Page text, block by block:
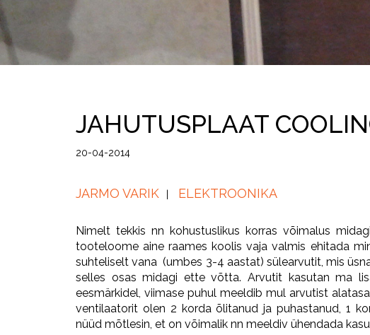
JAHUTUSPLAAT
20-04-2014
JARMO VARIK ELEKTROONIKA
Nimelt tekkis nn kohustuslikus korras võimalus
tooteloome aine raames koolis vaja valmis ehitada
suhteliselt vana (umbes 3-4 aastat) sülearvutit, mis
selles osas midagi ette võtta. Arvutit kasutan ma
eesmärkidel, viimase puhul meeldib mul arvutist
ventilaatorit olen 2 korda õlitanud ja puhastanud, 1
nüüd mõtlesin, et on võimalik nn meeldiv ühendada